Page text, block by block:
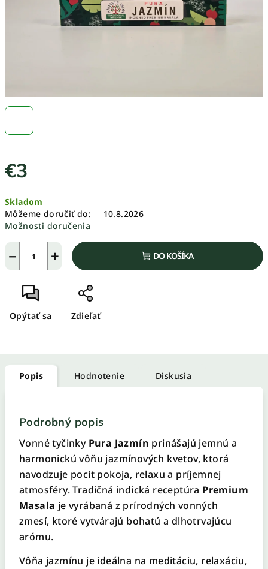
€3
cena:
Skladom
Môžeme doručiť do:
10.8.2026
Možnosti doručenia
+
− DO KOŠÍKA
Opýtať sa Zdieľať
Popis Hodnotenie Diskusia
Podrobný popis
Vonné tyčinky Pura Jazmín prinášajú jemnú a
harmonickú vôňu jazmínových kvetov, ktorá
navodzuje pocit pokoja, relaxu a príjemnej
atmosféry. Tradičná indická receptúra Premium
Masala je vyrábaná z prírodných vonných
zmesí, ktoré vytvárajú bohatú a dlhotrvajúcu
arómu.
Vôňa jazmínu je ideálna na meditáciu, relaxáciu,